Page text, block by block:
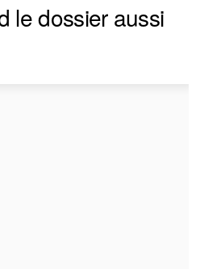
le dossier aussi